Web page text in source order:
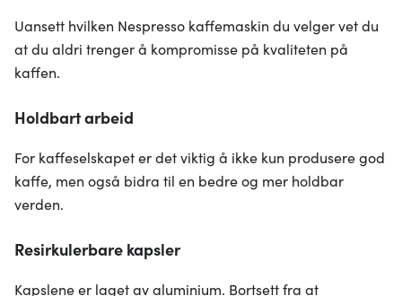
Uansett hvilken Nespresso kaffemaskin du velger vet du
at du aldri trenger å kompromisse på kvaliteten på
kaffen.
Holdbart arbeid
For kaffeselskapet er det viktig å ikke kun produsere god
kaffe, men også bidra til en bedre og mer holdbar
verden.
Resirkulerbare kapsler
Kapslene er laget av aluminium. Bortsett fra at